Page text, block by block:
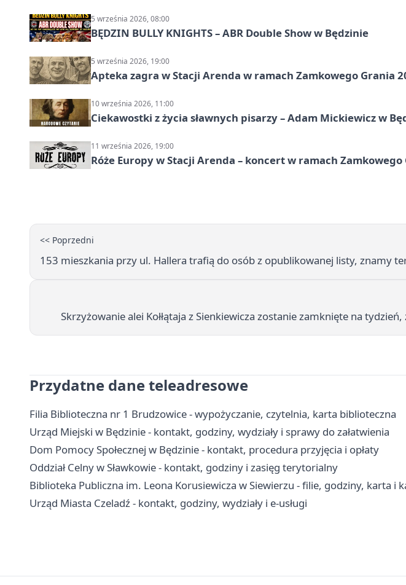
5 września 2026, 08:00
BĘDZIN BULLY KNIGHTS – ABR Double Show w Będzinie
5 września 2026, 19:00
Apteka zagra w Stacji Arenda w ramach Zamkowego Grania
10 września 2026, 11:00
Ciekawostki z życia sławnych pisarzy – Adam Mickiewicz w
11 września 2026, 19:00
Róże Europy w Stacji Arenda – koncert w ramach Zamkowego
<< Poprzedni
153 mieszkania przy ul. Hallera trafią do osób z opublikowanej listy, znamy
Skrzyżowanie alei Kołłątaja z Sienkiewicza zostanie zamknięte na
Przydatne dane teleadresowe
Filia Biblioteczna nr 1 Brudzowice - wypożyczanie, czytelnia, karta biblioteczna
Urząd Miejski w Będzinie - kontakt, godziny, wydziały i sprawy do załatwienia
Dom Pomocy Społecznej w Będzinie - kontakt, procedura przyjęcia i opłaty
Oddział Celny w Sławkowie - kontakt, godziny i zasięg terytorialny
Biblioteka Publiczna im. Leona Korusiewicza w Siewierzu - filie, godziny, karta i
Urząd Miasta Czeladź - kontakt, godziny, wydziały i e-usługi